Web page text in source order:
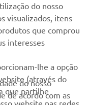
eventos especiais,
do nosso
visualizados, itens
que comprou
interesses
lhe a opção
(através do
que partilhe
website nas redes
do nosso
de acordo com as